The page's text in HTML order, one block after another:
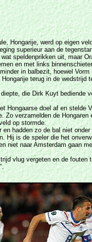
Hongarije, werd op eigen
superieur aan de
speldenprikken uit, maar
en met links
in balbezit, hoewel
terug in de wedstrijd
die Dirk Kuyt bediende
Hongaarse doel af en stelde
verzamelden de
op stormde.
hadden zo de bal niet
is de speler die het
niet naar Amsterdam gaan
vlug vergeten en de